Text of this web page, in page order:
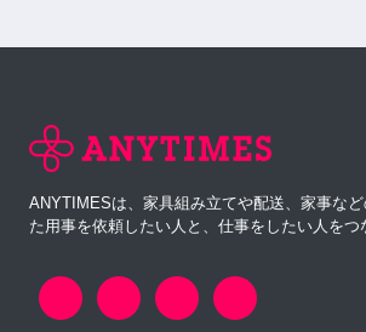
ANYTIMESは、家具組み立てや配送、家事な
た用事を依頼したい人と、仕事をしたい人をつ